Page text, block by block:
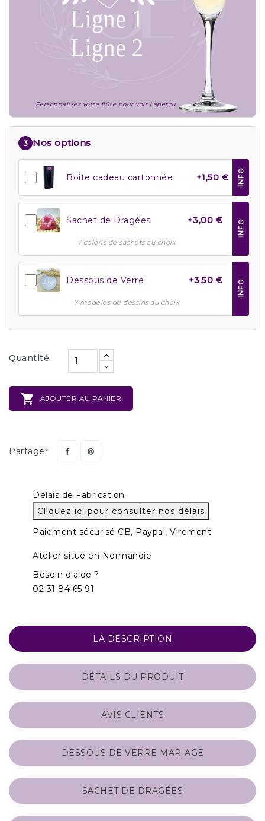
Personnalisez votre flûte pour voir l'aperçu
3 Nos options
Boîte cadeau cartonnée +1,50 € INFO
Sachet de Dragées +3,00 € INFO
7 coloris de sachets au choix
Dessous de Verre +3,50 € INFO
7 modèles de dessins au choix
Quantité
 AJOUTER AU PANIER
Partager
Délais de Fabrication
Cliquez ici pour consulter nos délais
Paiement sécurisé CB, Paypal, Virement
Atelier situé en Normandie
Besoin d'aide ?
02 31 84 65 91
LA DESCRIPTION
DÉTAILS DU PRODUIT
AVIS CLIENTS
DESSOUS DE VERRE MARIAGE
SACHET DE DRAGÉES